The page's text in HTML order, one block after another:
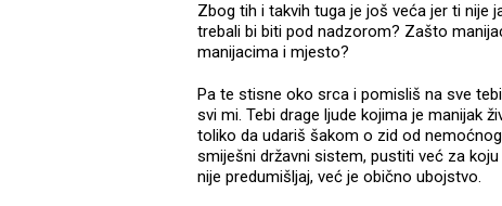
Zbog tih i takvih tuga je još veća jer ti nije
trebali bi biti pod nadzorom? Zašto
manijacima i mjesto?
Pa te stisne oko srca i pomisliš na sve
svi mi. Tebi drage ljude kojima je manijak
toliko da udariš šakom o zid od
smiješni državni sistem, pustiti već za
nije predumišljaj, već je obično ubojstvo.